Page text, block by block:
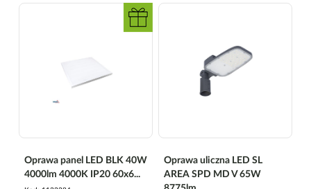
Oprawa panel LED BLK 40W
4000lm 4000K IP20 60x6...
Oprawa uliczna LED SL
AREA SPD MD V 65W